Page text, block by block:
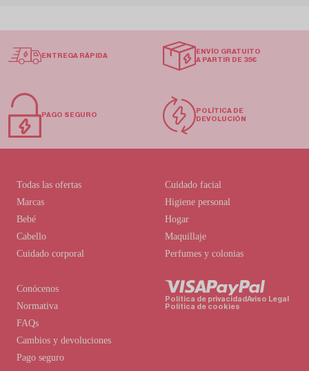
ENTREGA RÁPIDA
ENVÍO GRATUITO
A PARTIR DE 35€
PAGO SEGURO
POLÍTICA DE
DEVOLUCIÓN
Conócenos
Normativa
FAQs
Cambios y devoluciones
Pago seguro
Todas las ofertas
Marcas
Bebé
Cabello
Cuidado corporal
Cuidado facial
Higiene personal
Hogar
Maquillaje
Perfumes y colonias
Política de privacidadAviso Legal
Política de cookies